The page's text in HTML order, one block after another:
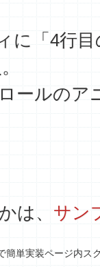
に「4行
ールのア
は、サン
簡単実装ページ内ス